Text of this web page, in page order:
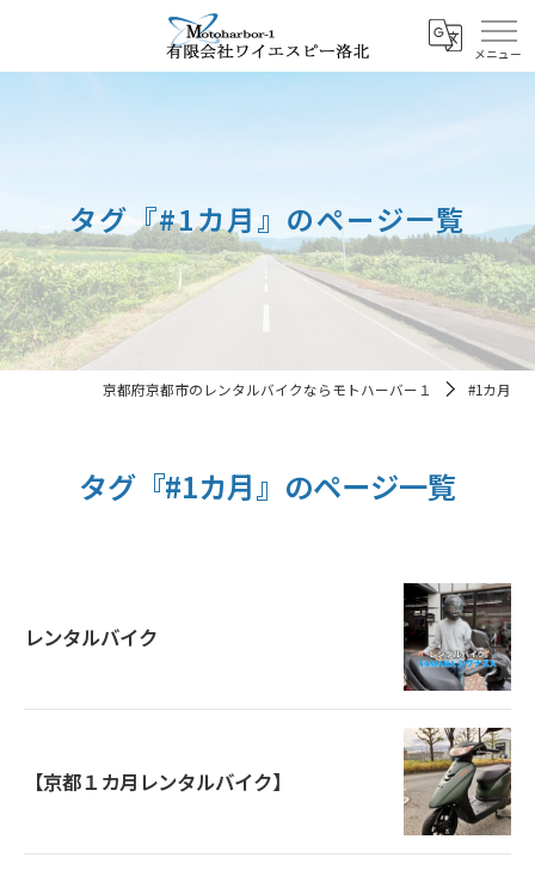
タグ『#1カ月』のページ一覧
京都府京都市のレンタルバイクならモトハーバー１ #1カ月
タグ『#1カ月』のページ一覧
レンタルバイク
【京都１カ月レンタルバイク】